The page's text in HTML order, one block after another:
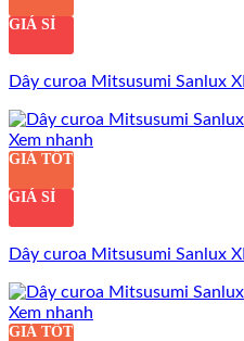
GIÁ SỈ
Dây curoa Mitsusumi Sanlux
Xem nhanh
GIÁ TỐT
GIÁ SỈ
Dây curoa Mitsusumi Sanlux
Xem nhanh
GIÁ TỐT